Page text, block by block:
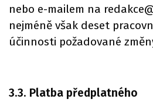
nebo e-mailem na
nejméně však deset
účinnosti požadované
3.3. Platba předplatného